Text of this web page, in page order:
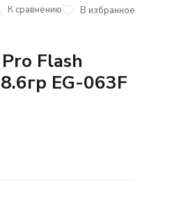
К сравнению В избранное
Flash
EG-063F